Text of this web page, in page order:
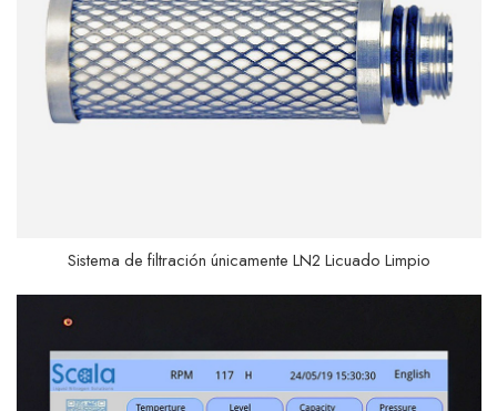
Sistema de filtración únicamente LN2 Licuado Limpio